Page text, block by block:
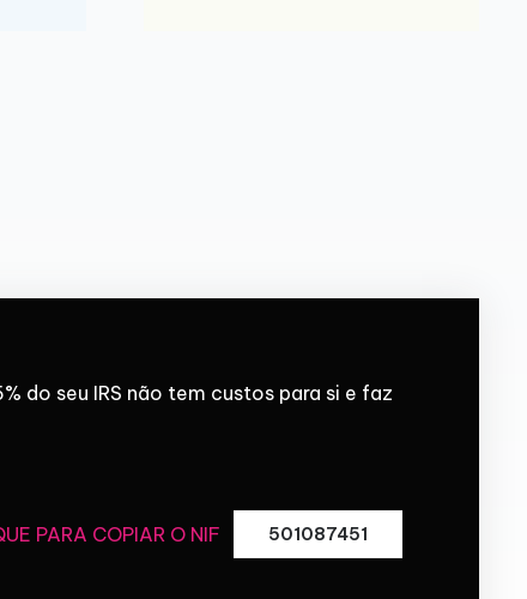
do seu IRS não tem custos para si e faz
PARA COPIAR O NIF 501087451